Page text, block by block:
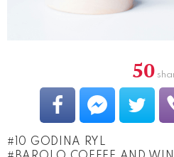
50
10 GODINA RYL